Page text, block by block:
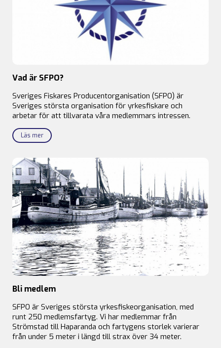
Vad är SFPO?
Sveriges Fiskares Producentorganisation (SFPO) är
Sveriges största organisation för yrkesfiskare och
arbetar för att tillvarata våra medlemmars intressen.
Läs mer
Bli medlem
SFPO är Sveriges största yrkesfiskeorganisation, med
runt 250 medlemsfartyg. Vi har medlemmar från
Strömstad till Haparanda och fartygens storlek varierar
från under 5 meter i längd till strax över 34 meter.